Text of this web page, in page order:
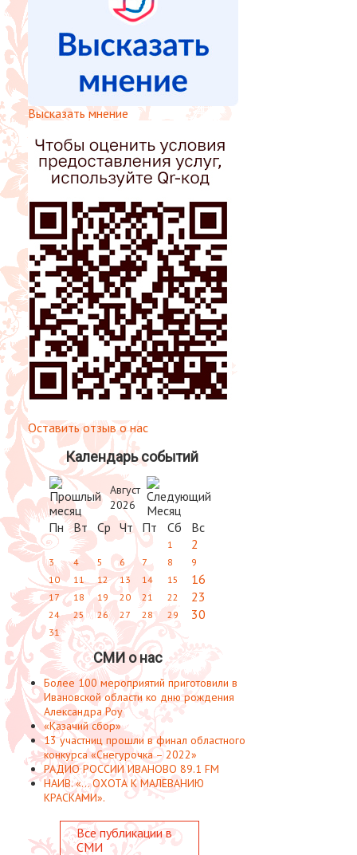
Высказать мнение
Оставить отзыв о нас
Календарь событий
Август
2026
Пн Вт Ср Чт Пт Сб Вс
1 2
3 4 5 6 7 8
9
10
11 12 13 14 15 16
17 18 19 20 21 22 23
24 25 26 27 28 29 30
31
СМИ о нас
Более 100 мероприятий приготовили в
Ивановской области ко дню рождения
Александра Роу
«Казачий сбор»
13 участниц прошли в финал областного
конкурса «Снегурочка – 2022»
РАДИО РОССИИ ИВАНОВО 89.1 FM
НАИВ. «... ОХОТА К МАЛЕВАНИЮ
КРАСКАМИ».
Все публикации в
СМИ